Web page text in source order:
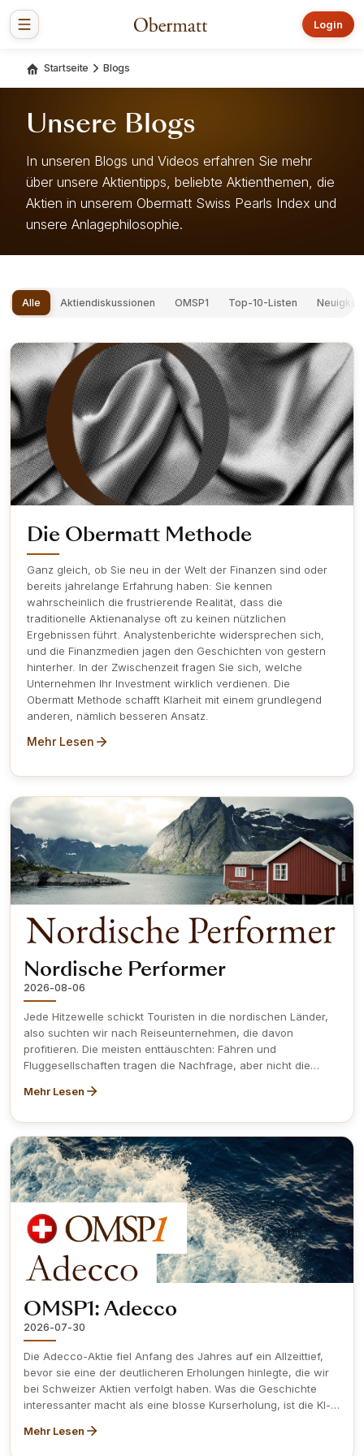
Login
Startseite Blogs
Unsere Blogs
In unseren Blogs und Videos erfahren Sie mehr
über unsere Aktientipps, beliebte Aktienthemen, die
Aktien in unserem Obermatt Swiss Pearls Index und
unsere Anlagephilosophie.
Alle Aktiendiskussionen OMSP1 Top-10-Listen
Die Obermatt Methode
Ganz gleich, ob Sie neu in der Welt der Finanzen sind oder
bereits jahrelange Erfahrung haben: Sie kennen
wahrscheinlich die frustrierende Realität, dass die
traditionelle Aktienanalyse oft zu keinen nützlichen
Ergebnissen führt. Analystenberichte widersprechen sich,
und die Finanzmedien jagen den Geschichten von gestern
hinterher. In der Zwischenzeit fragen Sie sich, welche
Unternehmen Ihr Investment wirklich verdienen. Die
Obermatt Methode schafft Klarheit mit einem grundlegend
anderen, nämlich besseren Ansatz.
Mehr Lesen
Nordische Performer
2026-08-06
Jede Hitzewelle schickt Touristen in die nordischen Länder,
also suchten wir nach Reiseunternehmen, die davon
profitieren. Die meisten enttäuschten: Fähren und
Fluggesellschaften tragen die Nachfrage, aber nicht die
Länder auf. Gefiltert nach der Obermatt 360° Sicht, stammen
zu einem dänischen Spediteur. Einige dieser Spitzenreiter sind
günstig bewertet. Andere tragen denselben Rang zu einem
deutlich höheren Preis. Diese Lücke, nicht das Wetter, ist die
eigentliche Geschichte.
Mehr Lesen
OMSP1: Adecco
2026-07-30
Die Adecco-Aktie fiel Anfang des Jahres auf ein Allzeittief,
bevor sie eine der deutlicheren Erholungen hinlegte, die wir
bei Schweizer Aktien verfolgt haben. Was die Geschichte
interessanter macht als eine blosse Kurserholung, ist die KI-
genau der Disruption profitiert, die ihm eigentlich schaden
Mehr Lesen